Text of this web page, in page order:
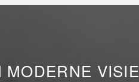
MODERNE VISIE